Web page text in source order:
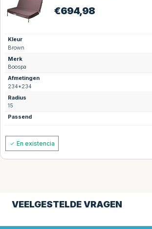
€694,98
Kleur
Brown
Merk
Boospa
Afmetingen
234*234
Radius
15
Passend
En existencia
VEELGESTELDE VRAGEN